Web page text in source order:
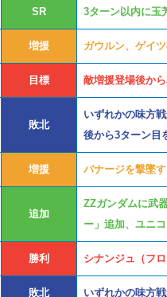
SR 3ターン以内に玉
増援 ガウルン、ゲイ
目標 敵増援登場後か
敗北
いずれかの味方
後から3ターン目
増援 バナージを撃墜
追加
ZZガンダムに武
ー」追加、ユニ
勝利 シナンジュ（フ
敗北 いずれかの味方